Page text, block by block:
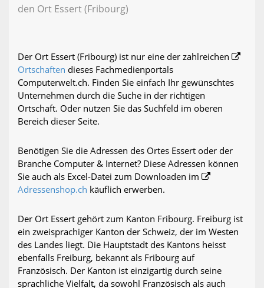
den Ort Essert (Fribourg)
Der Ort Essert (Fribourg) ist nur eine der zahlreichen
Ortschaften dieses Fachmedienportals
Computerwelt.ch. Finden Sie einfach Ihr gewünschtes
Unternehmen durch die Suche in der richtigen
Ortschaft. Oder nutzen Sie das Suchfeld im oberen
Bereich dieser Seite.
Benötigen Sie die Adressen des Ortes Essert oder der
Branche Computer & Internet? Diese Adressen können
Sie auch als Excel-Datei zum Downloaden im
Adressenshop.ch käuflich erwerben.
Der Ort Essert gehört zum Kanton Fribourg. Freiburg ist
ein zweisprachiger Kanton der Schweiz, der im Westen
des Landes liegt. Die Hauptstadt des Kantons heisst
ebenfalls Freiburg, bekannt als Fribourg auf
Französisch. Der Kanton ist einzigartig durch seine
sprachliche Vielfalt, da sowohl Französisch als auch